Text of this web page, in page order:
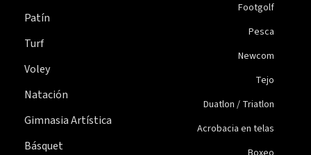
Patín
Turf
Voley
Natación
Gimnasia Artística
Básquet
Footgolf
Pesca
Newcom
Tejo
Duatlon / Triatlon
Acrobacia en telas